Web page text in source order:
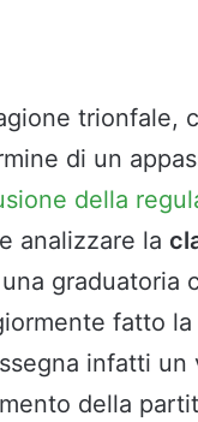
trionfale,
di un
della
analizzare la
graduatoria
fatto
infatti un
della